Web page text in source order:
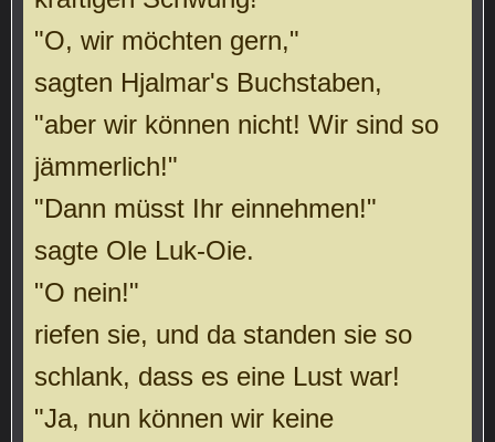
"O, wir möchten gern,"
sagten Hjalmar's Buchstaben,
"aber wir können nicht! Wir sind so
jämmerlich!"
"Dann müsst Ihr einnehmen!"
sagte Ole Luk-Oie.
"O nein!"
riefen sie, und da standen sie so
schlank, dass es eine Lust war!
"Ja, nun können wir keine